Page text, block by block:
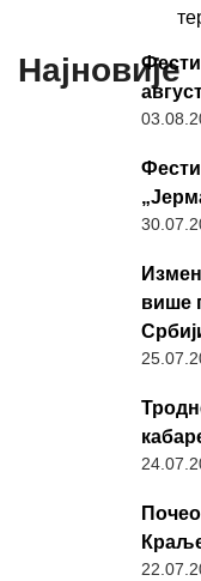
Најновије
више